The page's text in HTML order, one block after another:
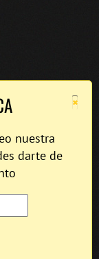
×
nuestra
darte de